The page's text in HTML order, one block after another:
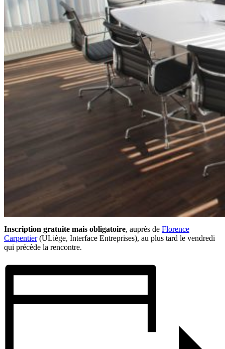
Inscription gratuite mais obligatoire, auprès de Florence
Carpentier(ULiège, Interface Entreprises), au plus tard le vendredi
qui précède la rencontre.